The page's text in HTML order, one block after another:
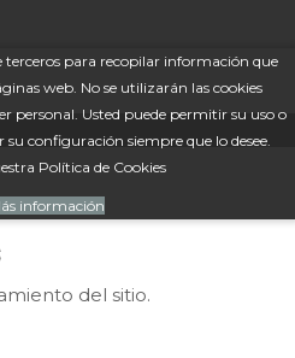
terceros para recopilar información que
web. No se utilizarán las cookies
personal. Usted puede permitir su uso o
configuración siempre que lo desee.
Política de Cookies
información
del sitio.